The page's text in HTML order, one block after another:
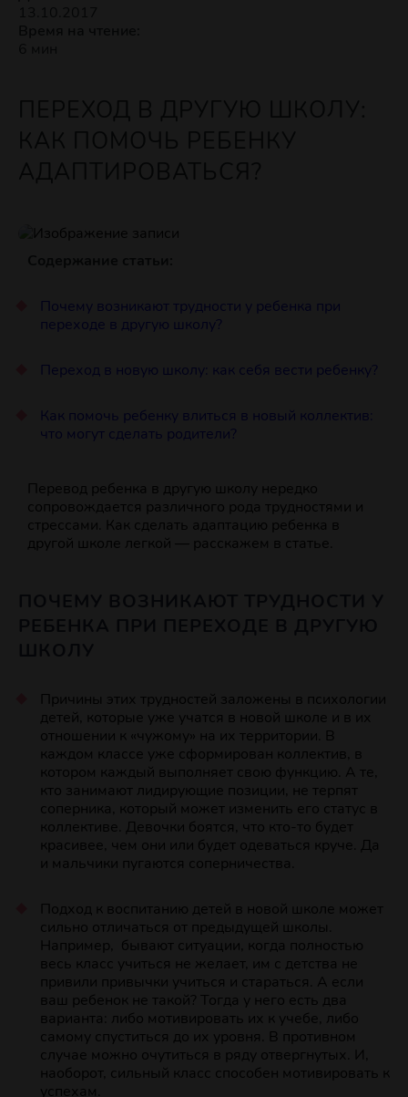
Почему возникают трудности у ребенка при
переходе в другую школу?
Переход в новую школу: как себя вести ребенку?
Как помочь ребенку влиться в новый коллектив:
что могут сделать родители?
Перевод ребенка в другую школу нередко
сопровождается различного рода трудностями и
стрессами. Как сделать адаптацию ребенка в
другой школе легкой — расскажем в статье.
Причины этих трудностей заложены в психологии
детей, которые уже учатся в новой школе и в их
отношении к «чужому» на их территории. В
каждом классе уже сформирован коллектив, в
котором каждый выполняет свою функцию. А те,
кто занимают лидирующие позиции, не терпят
соперника, который может изменить его статус в
коллективе. Девочки боятся, что кто-то будет
красивее, чем они или будет одеваться круче. Да
и мальчики пугаются соперничества.
Подход к воспитанию детей в новой школе может
сильно отличаться от предыдущей школы.
Например, бывают ситуации, когда полностью
весь класс учиться не желает, им с детства не
привили привычки учиться и стараться. А если
ваш ребенок не такой? Тогда у него есть два
варианта: либо мотивировать их к учебе, либо
самому спуститься до их уровня. В противном
случае можно очутиться в ряду отвергнутых. И,
наоборот, сильный класс способен мотивировать к
успехам.